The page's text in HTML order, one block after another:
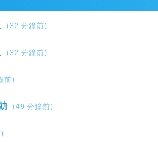
(32 分鐘前)
(32 分鐘前)
前)
(49 分鐘前)